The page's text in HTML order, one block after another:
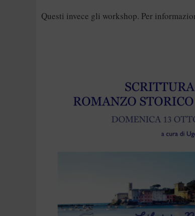
Questi invece gli workshop. Per